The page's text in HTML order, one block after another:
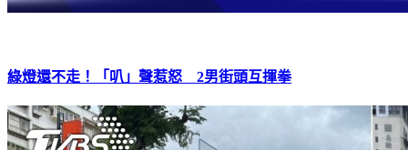
綠燈還不走！「叭」聲惹怒 2男街頭互揮拳